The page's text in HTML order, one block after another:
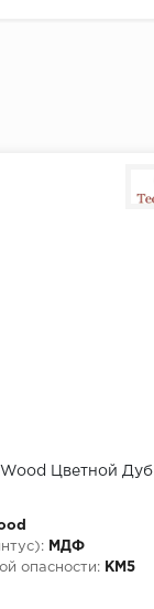
Цветной Дуб
МДФ
опасности:
КМ5